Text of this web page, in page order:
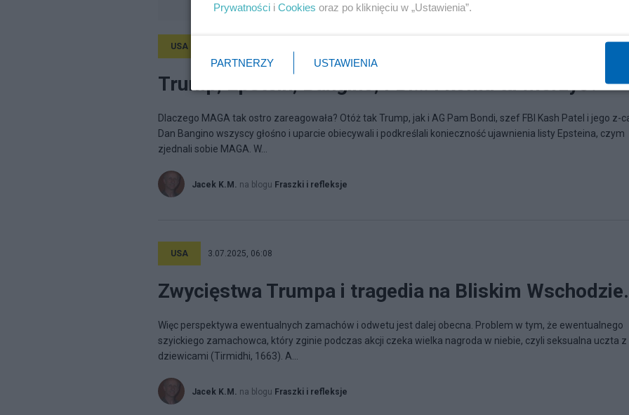
USA
Trump, Epstein, Bangino, FBI… I komu tu wierzyć?
Dlaczego MAGA tak ostro zareagowała? Otóż tak Trump, jak i AG Pam Bondi, szef FBI Kash Patel i jego z-
Dan Bangino wszyscy głośno i uparcie obiecywali i podkreślali konieczność ujawnienia listy Epsteina, czym
zjednali sobie MAGA. W...
Jacek K.M. na blogu Fraszki i refleksje
USA 3.07.2025, 06:08
Zwycięstwa Trumpa i tragedia na Bliskim
Więc perspektywa ewentualnych zamachów i odwetu jest dalej obecna. Problem w tym, że ewentualnego
szyickiego zamachowca, który zginie podczas akcji czeka wielka nagroda w niebie, czyli seksualna uczta z
dziewicami (Tirmidhi, 1663). A...
Jacek K.M. na blogu Fraszki i refleksje
Prywatności i Cookies oraz po kliknięciu w „Ustawienia”.
PARTNERZY USTAWIENIA